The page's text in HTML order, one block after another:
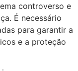
controverso e
É necessário
para garantir a
e a proteção